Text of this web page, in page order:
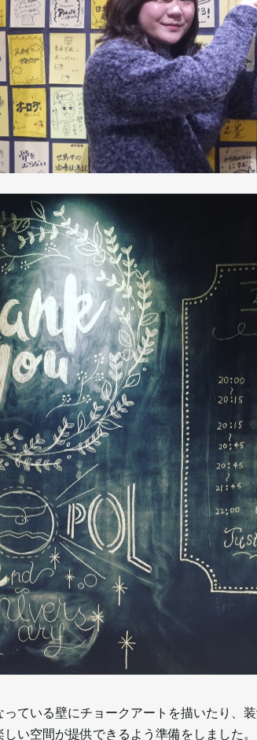
ている壁にチョークアートを描いたり、
い空間が提供できるよう準備をしました。